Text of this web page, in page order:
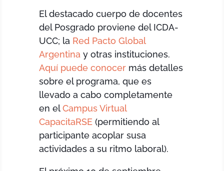
El destacado cuerpo de docentes
del Posgrado proviene del ICDA-
UCC; la Red Pacto Global
Argentina y otras instituciones.
Aquí puede conocer más detalles
sobre el programa, que es
llevado a cabo completamente
en elCampus Virtual
CapacitaRSE (permitiendo al
participante acoplar susa
actividades a su ritmo laboral).